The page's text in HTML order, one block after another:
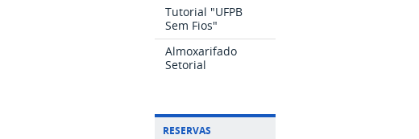
Tutorial "UFPB
Sem Fios"
Almoxarifado
Setorial
RESERVAS